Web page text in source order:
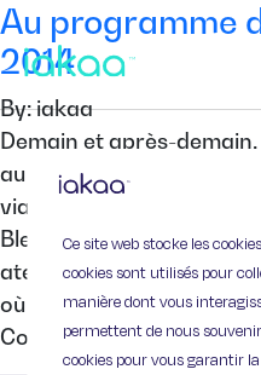
Ce site web stocke les
cookies sont utilisés pour
manière dont vous
permettent de nous
cookies pour vous garantir
Au programme
2014
By: iakaa
Demain et après-
au Blend Web Mix !
via Twitter si vous
Blend Web Mix, c’est
ateliers et rencontres
où et quand ? Les 29 et
Congrès de […]